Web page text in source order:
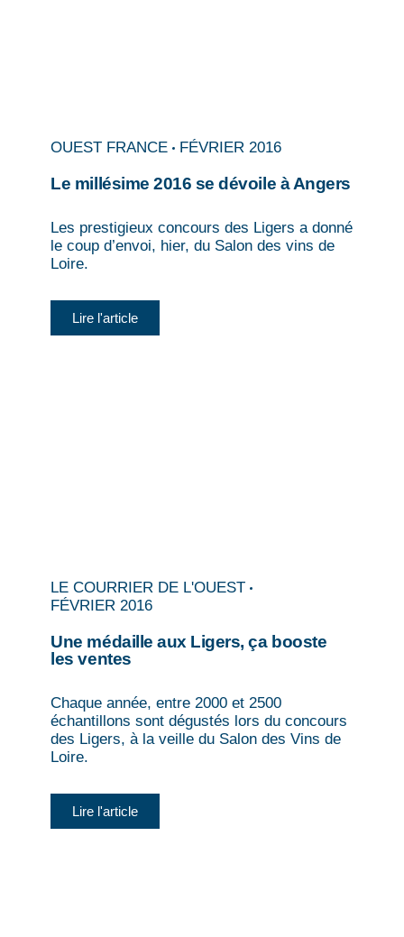
OUEST FRANCE FÉVRIER 2016
Le millésime 2016 se dévoile à Angers
Les prestigieux concours des Ligers a donné
le coup d’envoi, hier, du Salon des vins de
Loire.
Lire l'article
LE COURRIER DE L'OUEST
FÉVRIER 2016
Une médaille aux Ligers, ça booste
les ventes
Chaque année, entre 2000 et 2500
échantillons sont dégustés lors du concours
des Ligers, à la veille du Salon des Vins de
Loire.
Lire l'article